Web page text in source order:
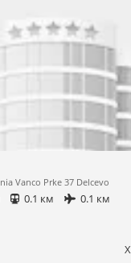
Vanco Prke 37 Delcevo
0.1 км
0.1 км